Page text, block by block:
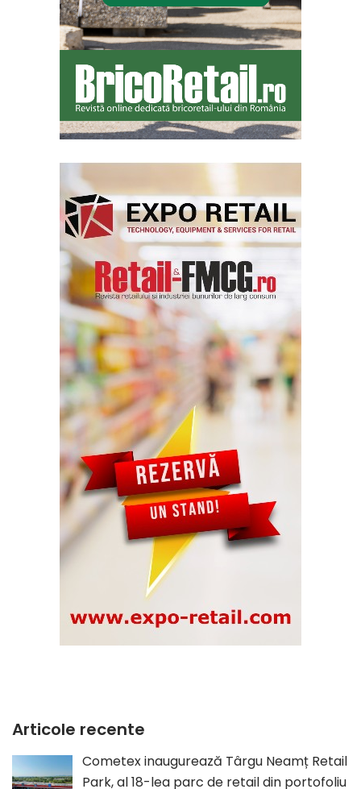
Articole recente
Cometex inaugurează Târgu Neamț Retail
Park, al 18-lea parc de retail din portofoliu